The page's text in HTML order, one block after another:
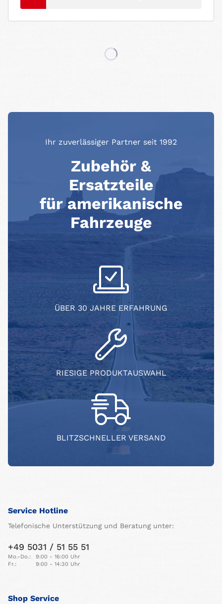
Ihr zuverlässiger Partner seit 1992
Zubehör &
Ersatzteile
für amerikanische
Fahrzeuge
ÜBER 30 JAHRE ERFAHRUNG
RIESIGE PRODUKTAUSWAHL
BLITZSCHNELLER VERSAND
Service Hotline
Telefonische Unterstützung und Beratung unter:
+49 5031 / 51 55 51
Mo.-Do.:
9:00 - 16:00 Uhr
Fr.:
9:00 - 14:30 Uhr
Shop Service